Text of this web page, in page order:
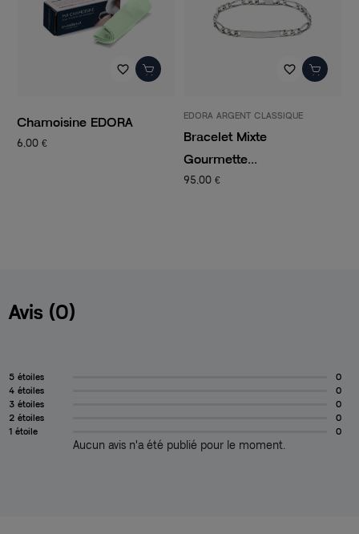
favorite_border
Chamoisine EDORA
6,00 €
favorite_border
EDORA ARGENT CLASSIQUE
Bracelet Mixte
Gourmette...
95,00 €
Avis (0)
5 étoiles
0
4 étoiles
0
3 étoiles
0
2 étoiles
0
1 étoile
0
Aucun avis n'a été publié pour le moment.